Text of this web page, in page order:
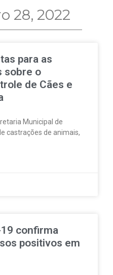
28, 2022
para as
sobre o
de Cães e
Municipal de
castrações de animais,
confirma
positivos em